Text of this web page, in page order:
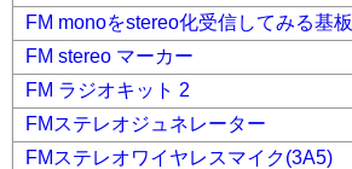
FM monoをstereo化受信してみる基板
FM stereo マーカー
FM ラジオキット 2
FMステレオジュネレーター
FMステレオワイヤレスマイク(3A5)